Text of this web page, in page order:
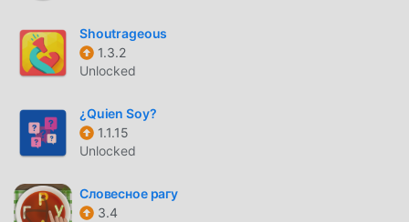
que puedes comenzar fácilmente todo el juego y disfrutar
de la alegría que brinda el clásico educational juegos
Crossword Lite 1.67. Al mismo tiempo, moddroid ha creado
juegos de la educational , lo que le permite comunicarse y
compartir con todos los amantes de los juegos de la
educational de todo el mundo. ¿Qué está esperando?
Únase a moddroid y disfrute del juego educational con
todos los socios globales venga feliz
Shoutrageous
1.3.2
Unlocked
¿Quien Soy?
1.1.15
Unlocked
Словесное рагу
3.4